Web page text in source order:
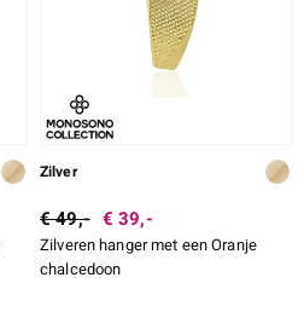
Zilver
€ 49,- € 39,-
Zilveren hanger met een Oranje
chalcedoon